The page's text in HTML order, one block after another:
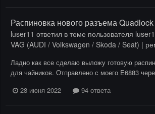
Распиновка нового разъема Quadlock
luser11 ответил в теме пользователя
VAG (AUDI / Volkswagen / Skoda / Seat) |
Ладно как все сделаю выложу готовую
для чайников. Отправлено с моего E6883
28 июня 2022
94 ответа